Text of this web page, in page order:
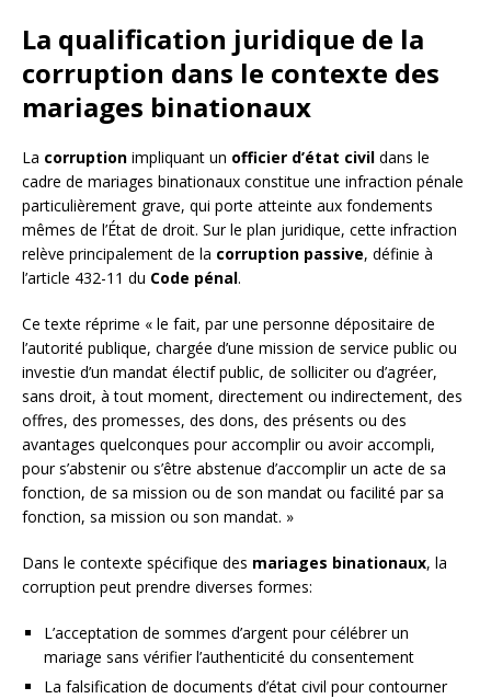
La qualification juridique de la
corruption dans le contexte des
mariages binationaux
La corruption impliquant un officier d’état civil dans le
cadre de mariages binationaux constitue une infraction pénale
particulièrement grave, qui porte atteinte aux fondements
mêmes de l’État de droit. Sur le plan juridique, cette infraction
relève principalement de la corruption passive, définie à
l’article 432-11 du Code pénal.
Ce texte réprime « le fait, par une personne dépositaire de
l’autorité publique, chargée d’une mission de service public ou
investie d’un mandat électif public, de solliciter ou d’agréer,
sans droit, à tout moment, directement ou indirectement, des
offres, des promesses, des dons, des présents ou des
avantages quelconques pour accomplir ou avoir accompli,
pour s’abstenir ou s’être abstenue d’accomplir un acte de sa
fonction, de sa mission ou de son mandat ou facilité par sa
fonction, sa mission ou son mandat. »
Dans le contexte spécifique des mariages binationaux, la
corruption peut prendre diverses formes:
L’acceptation de sommes d’argent pour célébrer un
mariage sans vérifier l’authenticité du consentement
La falsification de documents d’état civil pour contourner